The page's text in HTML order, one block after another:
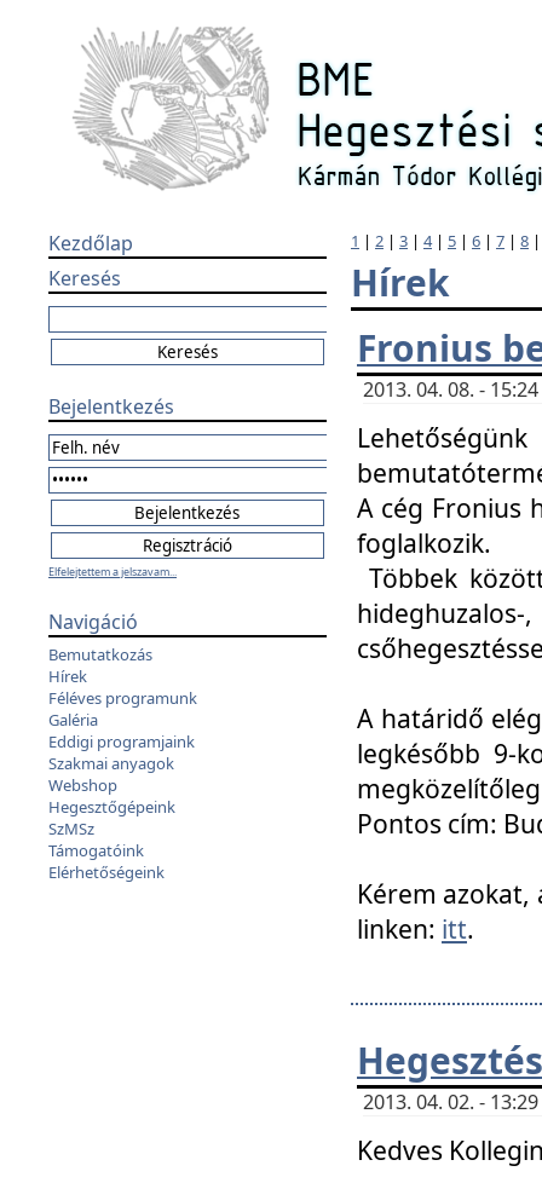
Kezdőlap
Keresés
Bejelentkezés
Elfelejtettem a jelszavam...
Navigáció
Bemutatkozás
Hírek
Féléves programunk
Galéria
Eddigi programjaink
Szakmai anyagok
Webshop
Hegesztőgépeink
SzMSz
Támogatóink
Elérhetőségeink
1 | 2 | 3 | 4| 5 | 6 | 7 | 8
Hírek
Fronius
2013. 04. 08. -
A cég Fronius
foglalkozik.
Többek
A határidő
legkésőbb 9-
Pontos cím:
Kérem azokat,
linken: itt.
2013. 04. 02. -
Kedves